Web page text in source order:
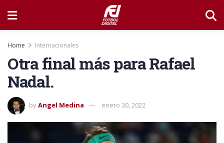
Home Internacionales
Otra final más para Rafael
Nadal.
byAngel Medina enero 30, 2022